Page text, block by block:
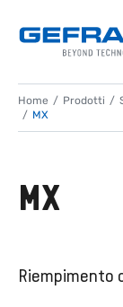
Home Prodotti
MX
MX
Riempimento